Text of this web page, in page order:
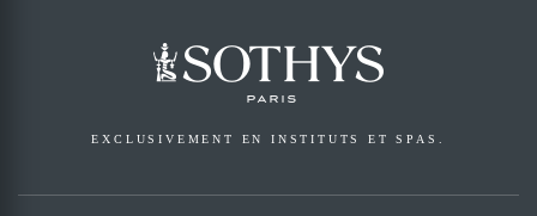
EXCLUSIVEMENT EN INSTITUTS ET SPAS.